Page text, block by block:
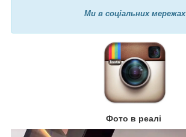
Ми в соціальних мережах
Фото в реалі